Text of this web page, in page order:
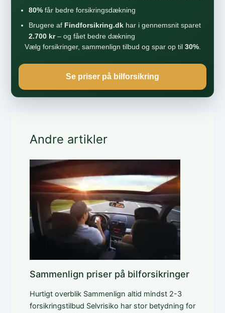
80% får bedre forsikringsdækning
Brugere af Findforsikring.dk har i gennemsnit sparet
2.700 kr– og fået bedre dækning
Vælg forsikringer, sammenlign tilbud og spar op til 30%.
Se priser på bilforsikring
Andre artikler
Sammenlign priser på bilforsikringer
Hurtigt overblik Sammenlign altid mindst 2-3
forsikringstilbud Selvrisiko har stor betydning for